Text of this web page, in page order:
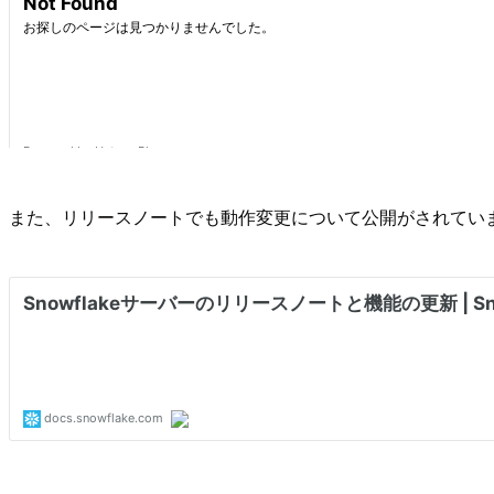
また、リリースノートでも動作変更について公開がされてい